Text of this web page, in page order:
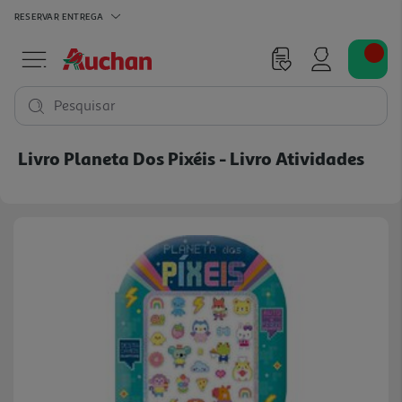
RESERVAR ENTREGA
Pesquisar
Livro Planeta Dos Pixéis - Livro Atividades